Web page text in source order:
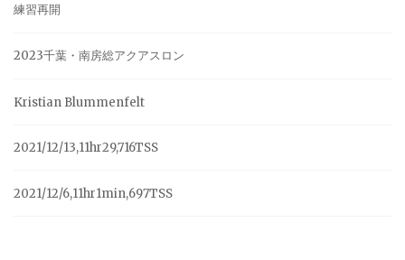
練習再開
2023千葉・南房総アクアスロン
Kristian Blummenfelt
2021/12/13,11hr29,716TSS
2021/12/6,11hr1min,697TSS